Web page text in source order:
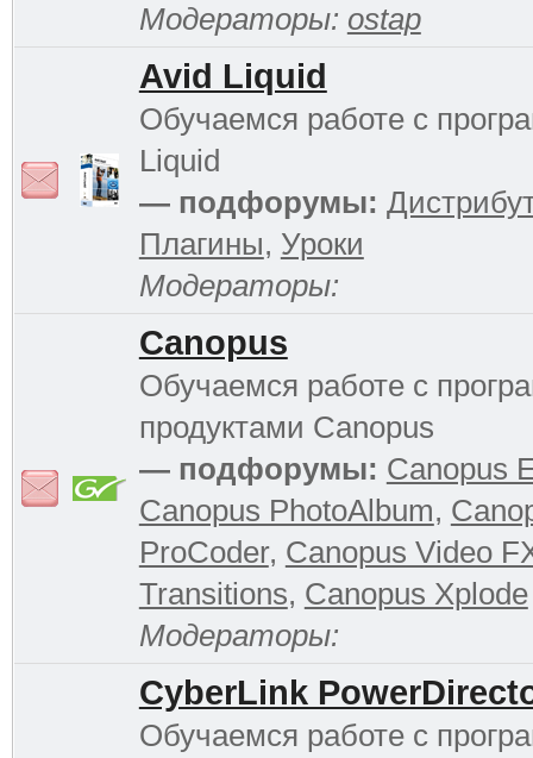
Модераторы: ostap
Avid Liquid
Обучаемся работе с
Liquid
— подфорумы:
Плагины, Уроки
Модераторы:
Canopus
Обучаемся работе с
продуктами Canopus
— подфорумы: Canopus
Canopus PhotoAlbum,
ProCoder, Canopus Video
Transitions, Canopus Xplode
Модераторы:
CyberLink
Обучаемся работе с